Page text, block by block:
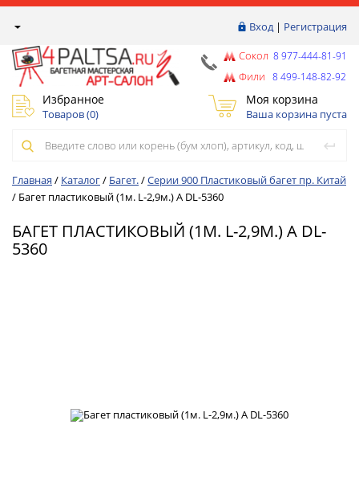
Вход| Регистрация
Сокол 8 977-444-81-91
Фили 8 499-148-82-92
Избранное
Товаров (0)
Моя корзина
Ваша корзина пуста
Главная / Каталог/ Багет./Серии 900 Пластиковый багет пр. Китай
/ Багет пластиковый (1м. L-2,9м.) A DL-5360
БАГЕТ ПЛАСТИКОВЫЙ (1М. L-2,9М.) A DL-
5360